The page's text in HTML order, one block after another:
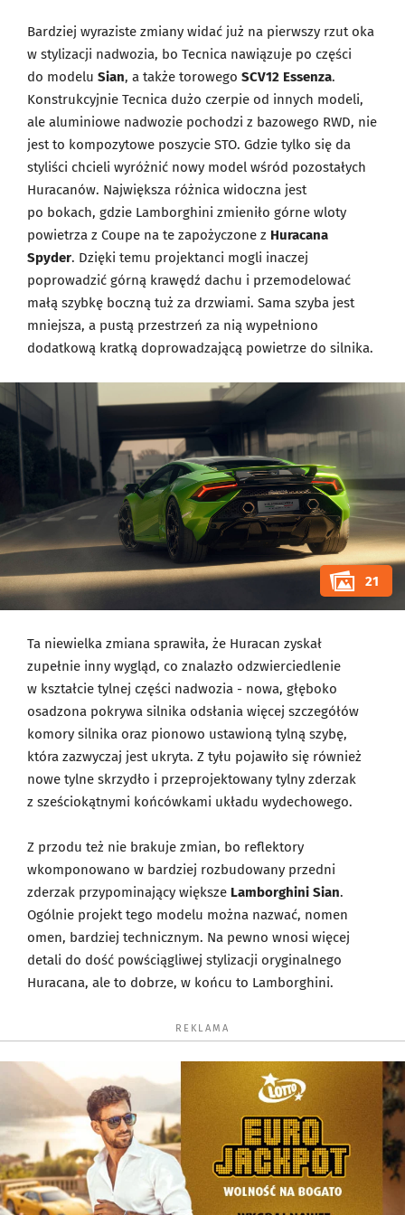
Bardziej wyraziste zmiany widać już na pierwszy rzut oka
w stylizacji nadwozia, bo Tecnica nawiązuje po części
do modelu Sian, a także torowego SCV12 Essenza.
Konstrukcyjnie Tecnica dużo czerpie od innych modeli,
ale aluminiowe nadwozie pochodzi z bazowego RWD, nie
jest to kompozytowe poszycie STO. Gdzie tylko się da
styliści chcieli wyróżnić nowy model wśród pozostałych
Huracanów. Największa różnica widoczna jest
po bokach, gdzie Lamborghini zmieniło górne wloty
powietrza z Coupe na te zapożyczone z Huracana
Spyder. Dzięki temu projektanci mogli inaczej
poprowadzić górną krawędź dachu i przemodelować
małą szybkę boczną tuż za drzwiami. Sama szyba jest
mniejsza, a pustą przestrzeń za nią wypełniono
dodatkową kratką doprowadzającą powietrze do silnika.
21
Ta niewielka zmiana sprawiła, że Huracan zyskał
zupełnie inny wygląd, co znalazło odzwierciedlenie
w kształcie tylnej części nadwozia - nowa, głęboko
osadzona pokrywa silnika odsłania więcej szczegółów
komory silnika oraz pionowo ustawioną tylną szybę,
która zazwyczaj jest ukryta. Z tyłu pojawiło się również
nowe tylne skrzydło i przeprojektowany tylny zderzak
z sześciokątnymi końcówkami układu wydechowego.
Z przodu też nie brakuje zmian, bo reflektory
wkomponowano w bardziej rozbudowany przedni
zderzak przypominający większe Lamborghini Sian.
Ogólnie projekt tego modelu można nazwać, nomen
omen, bardziej technicznym. Na pewno wnosi więcej
detali do dość powściągliwej stylizacji oryginalnego
Huracana, ale to dobrze, w końcu to Lamborghini.
REKLAMA